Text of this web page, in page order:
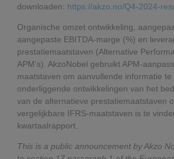
downloaden: https://akzo.no/Q4-2024-
Organische omzet ontwikkeling,
aangepaste EBITDA-marge (%) en
prestatiemaatstaven (Alternative
APM’s). AkzoNobel gebruikt APM-
maatstaven om aanvullende informatie
onderliggende ontwikkelingen van het
van de alternatieve prestatiemaatstaven
vergelijkbare IFRS-maatstaven is te
kwartaalrapport.
This is a public announcement by Akzo